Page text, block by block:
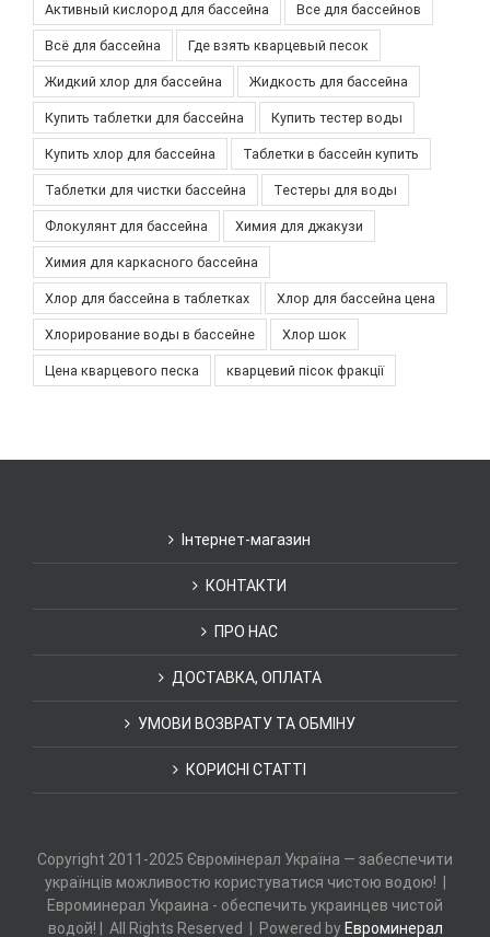
Активный кислород для бассейна Все для бассейнов
Всё для бассейна Где взять кварцевый песок
Жидкий хлор для бассейна Жидкость для бассейна
Купить таблетки для бассейна Купить тестер воды
Купить хлор для бассейна Таблетки в бассейн купить
Таблетки для чистки бассейна Тестеры для воды
Флокулянт для бассейна Химия для джакузи
Химия для каркасного бассейна
Хлор для бассейна в таблетках Хлор для бассейна цена
Хлорирование воды в бассейне Хлор шок
Цена кварцевого песка кварцевий пісок фракції
Інтернет-магазин
КОНТАКТИ
ПРО НАС
ДОСТАВКА, ОПЛАТА
УМОВИ ВОЗВРАТУ ТА ОБМІНУ
КОРИСНІ СТАТТІ
Copyright 2011-2025 Євромінерал Україна — забеспечити
українців можливостю користуватися чистою водою! |
Евроминерал Украина - обеспечить украинцев чистой
водой! | All Rights Reserved | Powered by Евроминерал